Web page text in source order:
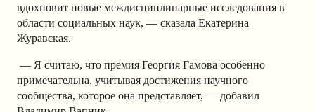
вдохновит новые междисциплинарные исследования в
области социальных наук, — сказала Екатерина
Журавская.
— Я считаю, что премия Георгия Гамова особенно
примечательна, учитывая достижения научного
сообщества, которое она представляет, — добавил